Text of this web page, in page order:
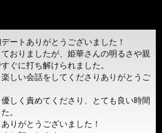
ートありがとうございました！
おりましたが、姫華さんの明るさや親
ぐに打ち解けられました。
楽しい会話をしてくださりありがとうご
しく責めてくださり、とても良い時間